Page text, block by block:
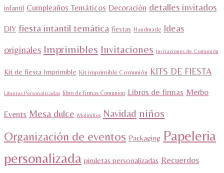
infantil Cumpleaños Temáticos Decoración detalles invitados
DIY fiesta intantil temática fiestas Handmade Ideas
originales Imprimibles Invitaciones Invitaciones de Comunión
Kit de fiesta Imprimible Kit imprimible Comunión KITS DE FIESTA
Libretas Personalizadas libro de firmas Comunion Libros de firmas Merbo
Events Mesa dulce Molinillos Navidad niños
Organización de eventos Packaging Papeleria
personalizada piruletas personalizadas Recuerdos